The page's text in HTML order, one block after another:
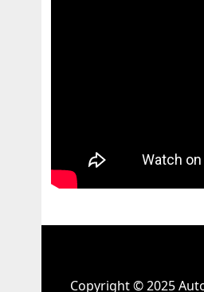
Copyright © 2025